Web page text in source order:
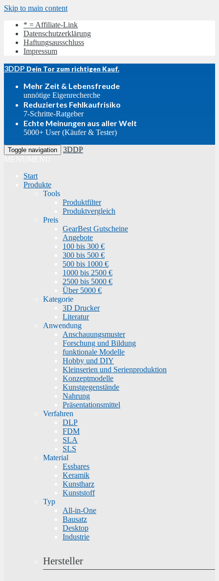
Skip to main content
* = Affiliate-Link
Datenschutzerklärung
Haftungsausschluss
Impressum
3DDP Dein Tor zum richtigen Kauf.
Mehr Zeit & Lebensfreude
unnötige Eigenrecherche
Reduziertes Fehlkaufrisiko
7-Schritte-Ratgeber
Echte Meinungen aus aller Welt
5000+ User (Käufer & Tester)
Toggle navigation
3DDP
Start
Produkte
Tools
Produktfilter
Produktvergleich
Preis
GearBest Gutscheine
Angebote
100 bis 300 €
300 bis 500 €
500 bis 1000 €
1000 bis 2500 €
2500 bis 5000 €
Über 5000 €
Kategorie
3D Drucker
Literatur
Anwendung
Anschauungsmuster
Forschung und Bildung
funktionale Modelle
Hobby und DIY
Kleinserien und Serienproduktion
Konzeptmodelle
Kunstgegenstände
Nahrung
Präsentationsmittel
Verfahren
DLP
FDM
SLA
SLS
Material
Essbares
Keramik
Kunstharz
Kunststoff
Typ
All-in-One
Bausatz
Desktop
Industrie
Hersteller